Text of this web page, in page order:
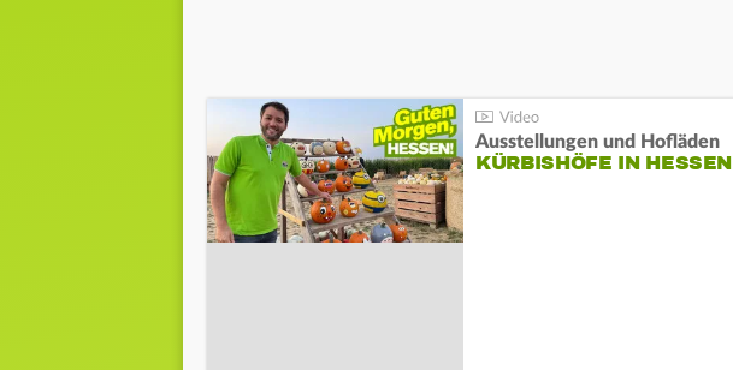
Ausstellungen und Hofläden
KÜRBISHÖFE IN HESSEN